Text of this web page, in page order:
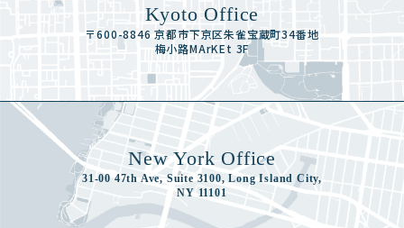
Kyoto Office
〒600-8846 京都市下京区朱雀宝蔵町34番地
梅小路MArKEt 3F
New York Office
31-00 47th Ave, Suite 3100, Long Island City,
NY 11101